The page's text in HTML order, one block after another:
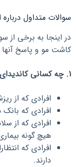
سوالات متداول
در اینجا به برخی از
کاشت مو و پاسخ آنها
1. چه کسانی کاندیدای مناسب برای کاشت مو هستند؟
افرادی که از
افرادی که
افرادی که از
هیچ گونه
افرادی که
دارند.